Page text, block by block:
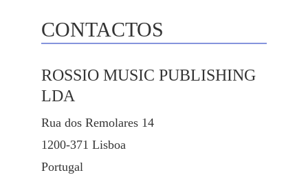
CONTACTOS
ROSSIO MUSIC PUBLISHING
LDA
Rua dos Remolares 14
1200-371 Lisboa
Portugal